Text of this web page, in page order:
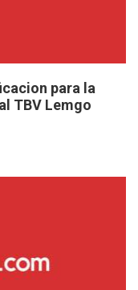
para la
TBV Lemgo